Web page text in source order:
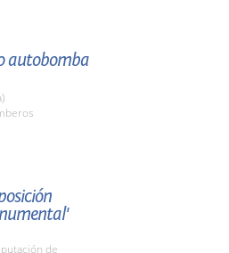
autobomba
de